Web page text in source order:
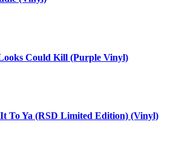
Could Kill (Purple Vinyl)
To Ya (RSD Limited Edition) (Vinyl)